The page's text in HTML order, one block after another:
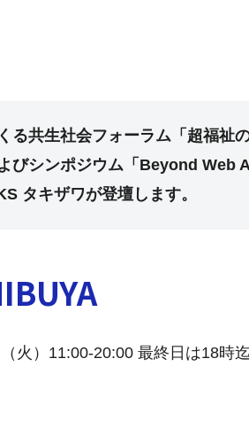
る共生社会フォーラム「超福祉
びシンポジウム「Beyond Web
タキザワが登壇します。
火）11:00-20:00 最終日は18時迄